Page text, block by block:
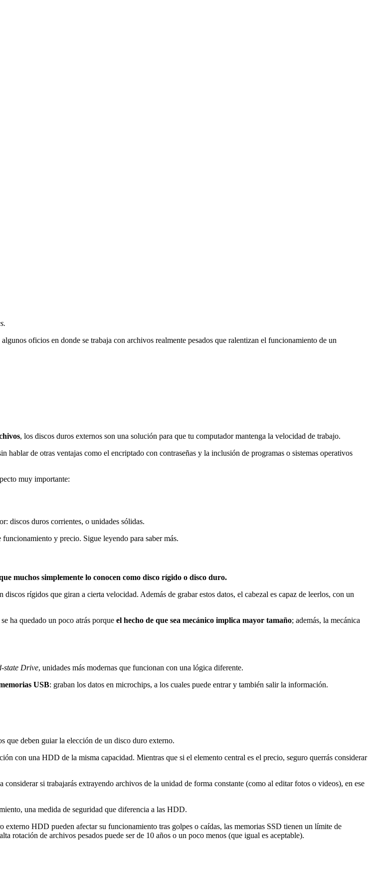
oficios en donde se trabaja con archivos realmente pesados que ralentizan el funcionamiento de un
, los discos duros externos son una solución para que tu computador mantenga la velocidad de trabajo.
hablar de otras ventajas como el encriptado con contraseñas y la inclusión de programas o sistemas operativos
muy importante:
discos duros corrientes, o unidades sólidas.
y precio. Sigue leyendo para saber más.
muchos simplemente lo conocen como disco rígido o disco duro.
rígidos que giran a cierta velocidad. Además de grabar estos datos, el cabezal es capaz de leerlos, con un
ha quedado un poco atrás porque el hecho de que sea mecánico implica mayor tamaño; además, la mecánica
state Drive, unidades más modernas que funcionan con una lógica diferente.
USB: graban los datos en microchips, a los cuales puede entrar y también salir la información.
que deben guiar la elección de un disco duro externo.
con una HDD de la misma capacidad. Mientras que si el elemento central es el precio, seguro querrás considerar
si trabajarás extrayendo archivos de la unidad de forma constante (como al editar fotos o videos), en ese
una medida de seguridad que diferencia a las HDD.
externo HDD pueden afectar su funcionamiento tras golpes o caídas, las memorias SSD tienen un límite de
rotación de archivos pesados puede ser de 10 años o un poco menos (que igual es aceptable).